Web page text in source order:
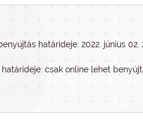
határideje: 2022. június 02.
csak online lehet